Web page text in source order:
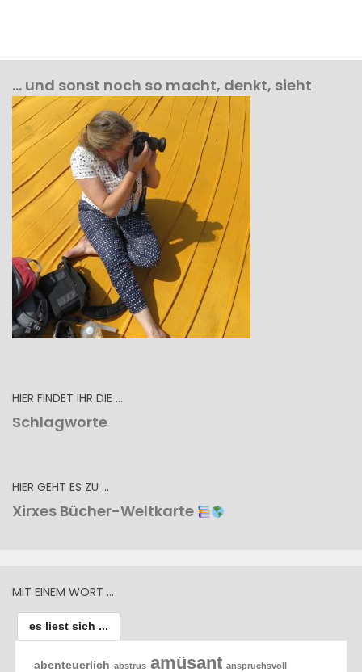
… und sonst noch so macht, denkt, sieht
HIER FINDET IHR DIE …
Schlagworte
HIER GEHT ES ZU …
Xirxes Bücher-Weltkarte
MIT EINEM WORT …
es liest sich ...
abenteuerlich abstrus amüsant anspruchsvoll